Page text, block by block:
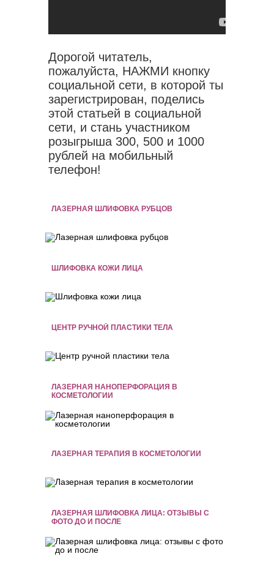
Дорогой читатель,
пожалуйста, НАЖМИ кнопку
социальной сети, в которой ты
зарегистрирован, поделись
этой статьей в социальной
сети, и стань участником
розыгрыша 300, 500 и 1000
рублей на мобильный
телефон!
ЛАЗЕРНАЯ ШЛИФОВКА РУБЦОВ
ШЛИФОВКА КОЖИ ЛИЦА
ЦЕНТР РУЧНОЙ ПЛАСТИКИ ТЕЛА
ЛАЗЕРНАЯ НАНОПЕРФОРАЦИЯ В
КОСМЕТОЛОГИИ
ЛАЗЕРНАЯ ТЕРАПИЯ В КОСМЕТОЛОГИИ
ЛАЗЕРНАЯ ШЛИФОВКА ЛИЦА: ОТЗЫВЫ С
ФОТО ДО И ПОСЛЕ